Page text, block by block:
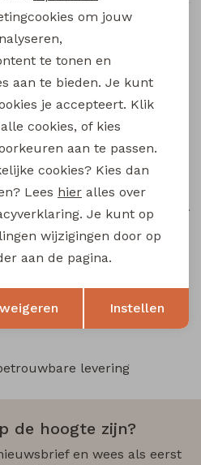
804848 W20013 dames Jurk Petrol
City Life
18,74
24,99
City Life
804275 W20019 dames Jurk Bruin
14,99 19,99
levering
de hoogte zijn?
en wees als eerst
Opslaan
om jouw
te tonen en
aan te bieden. Je kunt
je accepteert. Klik
cookies, of kies
aan te passen.
cookies? Kies dan
Lees hier alles over
Je kunt op
wijzigingen door op
aan de pagina.
weigeren Instellen